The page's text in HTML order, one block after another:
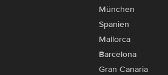
München
Spanien
Mallorca
Barcelona
Gran Canaria